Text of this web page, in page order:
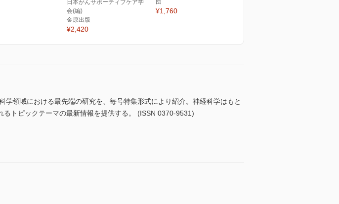
日本がんサポーティブケア学
会(編)
金原出版
¥2,420
団
¥1,760
領域における最先端の研究を、毎号特集形式により紹介。神経科学はもと
トピックテーマの最新情報を提供する。 (ISSN 0370-9531)